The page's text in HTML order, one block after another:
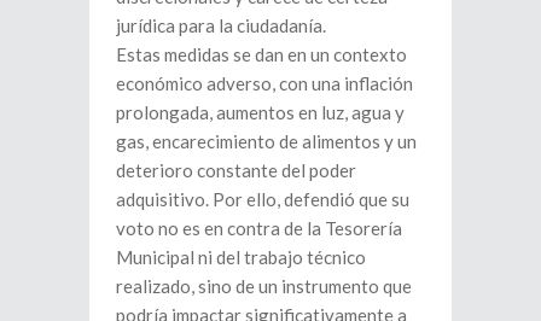
jurídica para la ciudadanía.
Estas medidas se dan en un contexto
económico adverso, con una inflación
prolongada, aumentos en luz, agua y
gas, encarecimiento de alimentos y un
deterioro constante del poder
adquisitivo. Por ello, defendió que su
voto no es en contra de la Tesorería
Municipal ni del trabajo técnico
realizado, sino de un instrumento que
podría impactar significativamente a